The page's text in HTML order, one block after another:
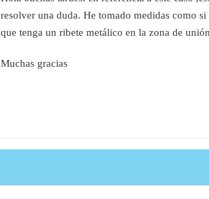
resolver una duda. He tomado medidas como
que tenga un ribete metálico en la zona de
Muchas gracias